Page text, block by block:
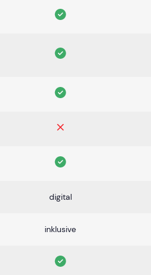
digital
inklusive